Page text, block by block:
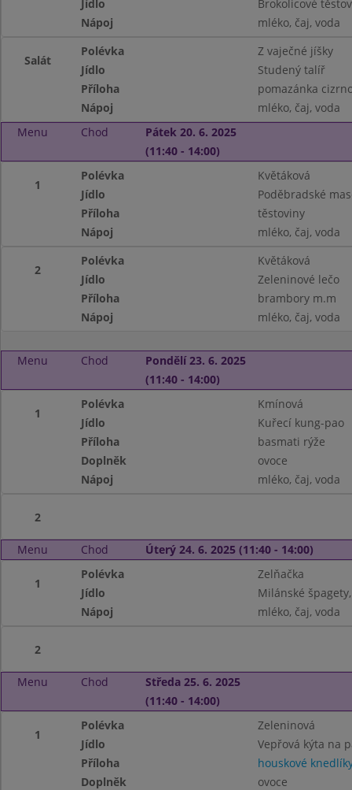
Jídlo
Brokolicové
Nápoj
mléko, čaj, voda
Salát
Polévka
Z vaječné jíšky
Jídlo
Studený talíř
Příloha
pomazánka
Nápoj
mléko, čaj, voda
Menu
Chod
Pátek 20. 6. 2025
(11:40 - 14:00)
1
Polévka
Květáková
Jídlo
Poděbradské
Příloha
těstoviny
Nápoj
mléko, čaj, voda
2
Polévka
Květáková
Jídlo
Zeleninové lečo
Příloha
brambory m.m
Nápoj
mléko, čaj, voda
Menu Chod
Pondělí 23. 6. 2025
(11:40 - 14:00)
1
Polévka
Kmínová
Jídlo
Kuřecí kung-pao
Příloha
basmati rýže
Doplněk
ovoce
Nápoj
mléko, čaj, voda
2
Menu Chod Úterý 24. 6. 2025 (11:40 - 14:00)
1
Polévka
Zelňačka
Jídlo
Milánské
Nápoj
mléko, čaj, voda
2
Menu Chod
Středa 25. 6. 2025
(11:40 - 14:00)
1
Polévka
Zeleninová
Jídlo
Vepřová kýta na
Příloha
houskové
Doplněk
ovoce